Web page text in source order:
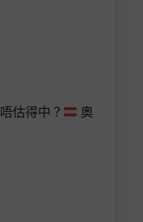
估得中？
奧